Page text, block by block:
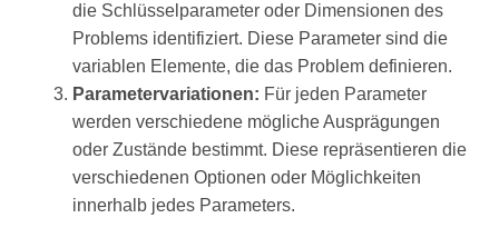
die Schlüsselparameter oder Dimensionen des
Problems identifiziert. Diese Parameter sind die
variablen Elemente, die das Problem definieren.
Parametervariationen: Für jeden Parameter
werden verschiedene mögliche Ausprägungen
oder Zustände bestimmt. Diese repräsentieren die
verschiedenen Optionen oder Möglichkeiten
innerhalb jedes Parameters.